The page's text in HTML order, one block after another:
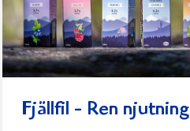
Fjällfil - Ren njutning